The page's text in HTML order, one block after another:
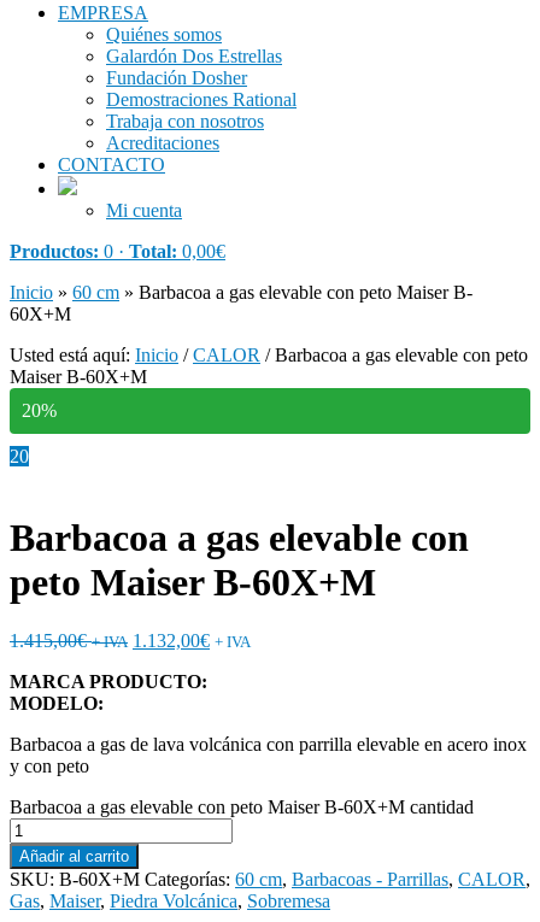
EMPRESA
Quiénes somos
Galardón Dos Estrellas
Fundación Dosher
Demostraciones Rational
Trabaja con nosotros
Acreditaciones
CONTACTO
Mi cuenta
Productos: 0 · Total: 0,00€
Inicio » 60 cm » Barbacoa a gas elevable con peto Maiser B-
60X+M
Usted está aquí: Inicio / CALOR /Barbacoa a gas elevable con peto
Maiser B-60X+M
20%
20
Barbacoa a gas elevable con
peto Maiser B-60X+M
1.415,00€ + IVA 1.132,00€ + IVA
MARCA PRODUCTO:
MODELO:
Barbacoa a gas de lava volcánica con parrilla elevable en acero inox
y con peto
Barbacoa a gas elevable con peto Maiser B-60X+M cantidad
Añadir al carrito
SKU: B-60X+M Categorías: 60 cm, Barbacoas - Parrillas, CALOR,
Gas, Maiser, Piedra Volcánica, Sobremesa